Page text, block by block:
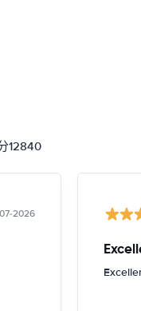
12840
2026